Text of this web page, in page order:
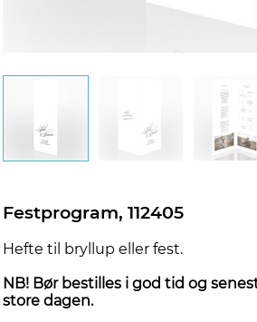
Festprogram, 112405
Hefte til bryllup eller fest.
NB! Bør bestilles i god tid og
store dagen.